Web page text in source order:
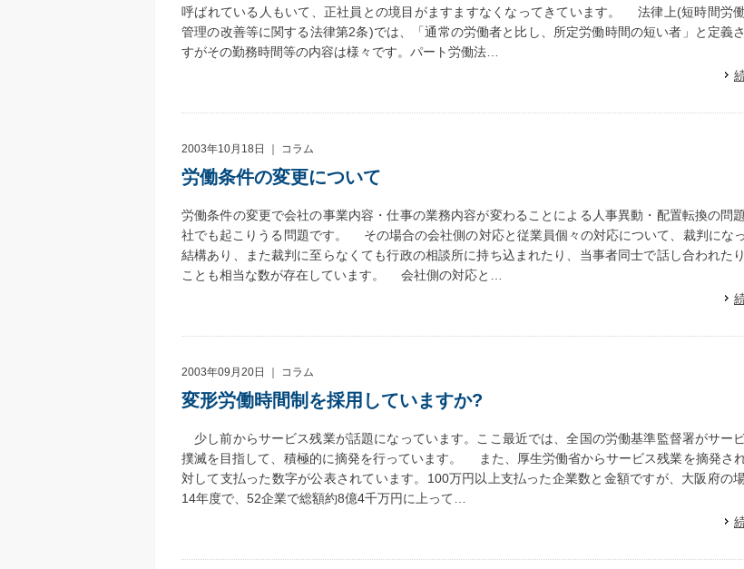
呼ばれている人もいて、正社員との境目がますますなくなってきています。 法律上(短時間労
管理の改善等に関する法律第2条)では、「通常の労働者と比し、所定労働時間の短い者」と定義
すがその勤務時間等の内容は様々です。パート労働法…
2003年10月18日 ｜ コラム
労働条件の変更について
労働条件の変更で会社の事業内容・仕事の業務内容が変わることによる人事異動・配置転換の問
社でも起こりうる問題です。 その場合の会社側の対応と従業員個々の対応について、裁判にな
結構あり、また裁判に至らなくても行政の相談所に持ち込まれたり、当事者同士で話し合われた
ことも相当な数が存在しています。 会社側の対応と…
2003年09月20日 ｜ コラム
変形労働時間制を採用していますか?
少し前からサービス残業が話題になっています。ここ最近では、全国の労働基準監督署がサー
撲滅を目指して、積極的に摘発を行っています。 また、厚生労働省からサービス残業を摘発さ
対して支払った数字が公表されています。100万円以上支払った企業数と金額ですが、大阪府の
14年度で、52企業で総額約8億4千万円に上って…